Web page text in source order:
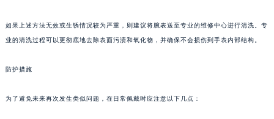
如果上述方法无效或生锈情况较为严重，则建议将腕表送至专业的维修中心进行清洗。专
业的清洗过程可以更彻底地去除表面污渍和氧化物，并确保不会损伤到手表内部结构。
防护措施
为了避免未来再次发生类似问题，在日常佩戴时应注意以下几点：